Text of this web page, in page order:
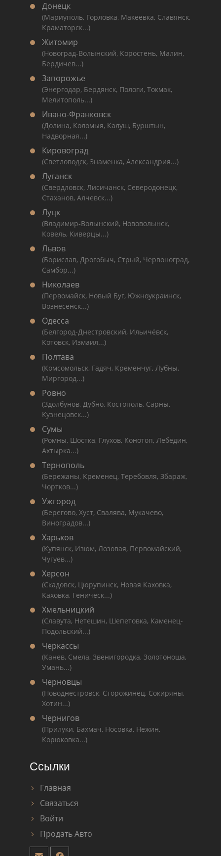
Донецк
(Мариуполь, Горловка, Макеевка, Славянск,
Краматорск...)
Житомир
(Новоград-Волынский, Коростень, Малин,
Бердичев...)
Запорожье
(Энергодар, Бердянск, Пологи, Токмак,
Мелитополь...)
Ивано-Франковск
(Долина, Коломыя, Калуш, Бурштын,
Надворная...)
Кировоград
(Светловодск, Знаменка, Александрия...)
Луганск
(Свердловск, Лисичанск, Северодонецк,
Стаханов, Алчевск...)
Луцк
(Владимир-Волынский, Нововолынск,
Ковель, Киверцы...)
Львов
(Борислав, Дрогобыч, Стрый, Червоноград,
Самбор...)
Николаев
(Первомайск, Новый Буг, Южноукраинск,
Вознесенск...)
Одесса
(Белгород-Днестровский, Ильичёвск,
Котовск, Измаил...)
Полтава
(Комсомольск, Гадяч, Кременчуг, Лубны,
Миргород...)
Ровно
(Здолбунов, Дубно, Костополь, Сарны,
Кузнецовск...)
Сумы
(Ромны, Шостка, Глухов, Конотоп, Лебедин,
Ахтырка...)
Тернополь
(Бережаны, Кременец, Теребовля, Збараж,
Чортков...)
Ужгород
(Берегово, Хуст, Свалява, Мукачево,
Виноградов...)
Харьков
(Купянск, Изюм, Лозовая, Первомайский,
Чугуев...)
Херсон
(Скадовск, Цюрупинск, Новая Каховка,
Каховка, Геническ...)
Хмельницкий
(Славута, Нетешин, Шепетовка, Каменец-
Подольский...)
Черкассы
(Канев, Смела, Звенигородка, Золотоноша,
Умань...)
Черновцы
(Новоднестровск, Сторожинец, Сокиряны,
Хотин...)
Чернигов
(Прилуки, Бахмач, Носовка, Нежин,
Корюковка...)
Ссылки
Главная
Связаться
Войти
Продать Авто